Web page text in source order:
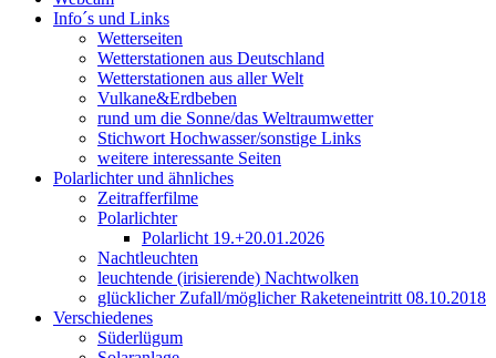
Info´s und Links
Wetterseiten
Wetterstationen aus Deutschland
Wetterstationen aus aller Welt
Vulkane&Erdbeben
rund um die Sonne/das Weltraumwetter
Stichwort Hochwasser/sonstige Links
weitere interessante Seiten
Polarlichter und ähnliches
Zeitrafferfilme
Polarlichter
Polarlicht 19.+20.01.2026
Nachtleuchten
leuchtende (irisierende) Nachtwolken
glücklicher Zufall/möglicher Raketeneintritt 08.10.2018
Verschiedenes
Süderlügum